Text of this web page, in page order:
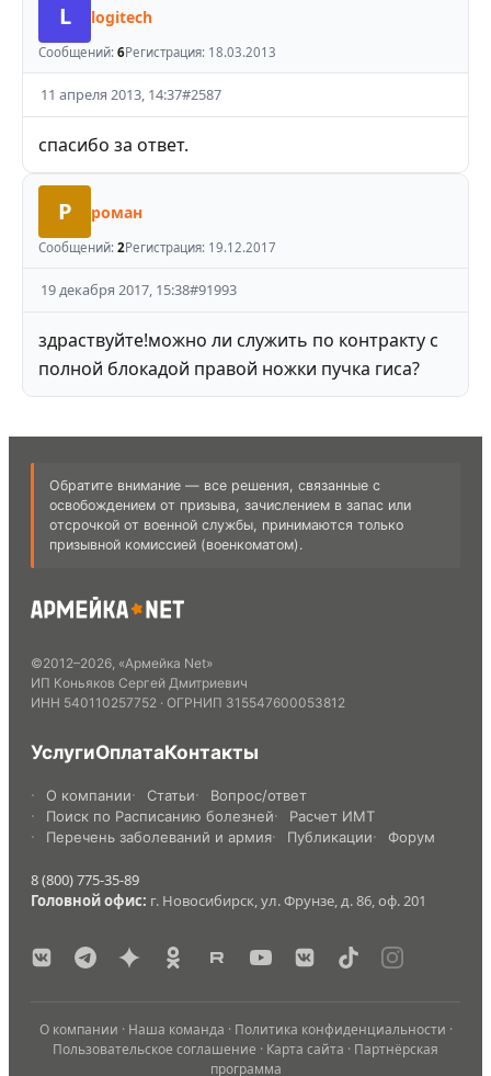
L logitech
Сообщений: 6Регистрация: 18.03.2013
11 апреля 2013, 14:37#2587
спасибо за ответ.
Р роман
Сообщений: 2Регистрация: 19.12.2017
19 декабря 2017, 15:38#91993
здраствуйте!можно ли служить по контракту с
полной блокадой правой ножки пучка гиса?
Обратите внимание — все решения, связанные с
освобождением от призыва, зачислением в запас или
отсрочкой от военной службы, принимаются только
призывной комиссией (военкоматом).
©2012–2026, «Армейка Net»
ИП Коньяков Сергей Дмитриевич
ИНН 540110257752 · ОГРНИП 315547600053812
УслугиОплатаКонтакты
О компании Статьи
Вопрос/ответ
Поиск по Расписанию болезней
Расчет ИМТ
Перечень заболеваний и армия
Публикации Форум
8 (800) 775-35-89
Головной офис: г. Новосибирск, ул. Фрунзе, д. 86, оф. 201
О компании · Наша команда · Политика конфиденциальности ·
Пользовательское соглашение · Карта сайта · Партнёрская
программа